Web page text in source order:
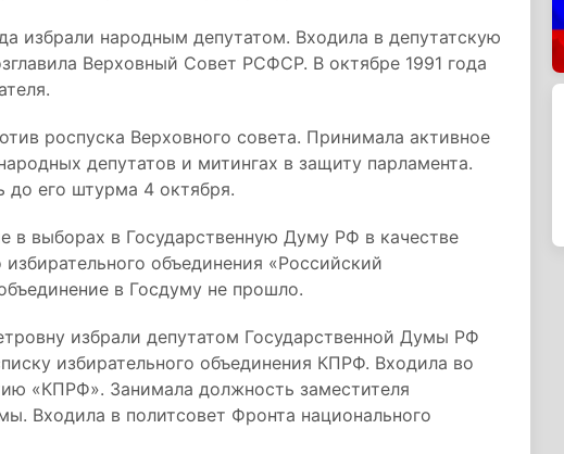
избрали народным депутатом. Входила в депутатскую
Верховный Совет РСФСР. В октябре 1991 года
роспуска Верховного совета. Принимала активное
депутатов и митингах в защиту парламента.
до его штурма 4 октября.
в выборах в Государственную Думу РФ в качестве
объединения «Российский
в Госдуму не прошло.
избрали депутатом Государственной Думы РФ
избирательного объединения КПРФ. Входила во
«КПРФ». Занимала должность заместителя
Входила в политсовет Фронта национального